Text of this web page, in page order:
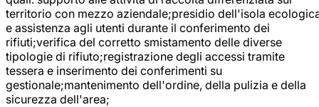
territorio con mezzo aziendale;presidio dell'isola
e assistenza agli utenti durante il conferimento dei
rifiuti;verifica del corretto smistamento delle diverse
tipologie di rifiuto;registrazione degli accessi tramite
tessera e inserimento dei conferimenti su
gestionale;mantenimento dell'ordine, della pulizia e della
sicurezza dell'area;